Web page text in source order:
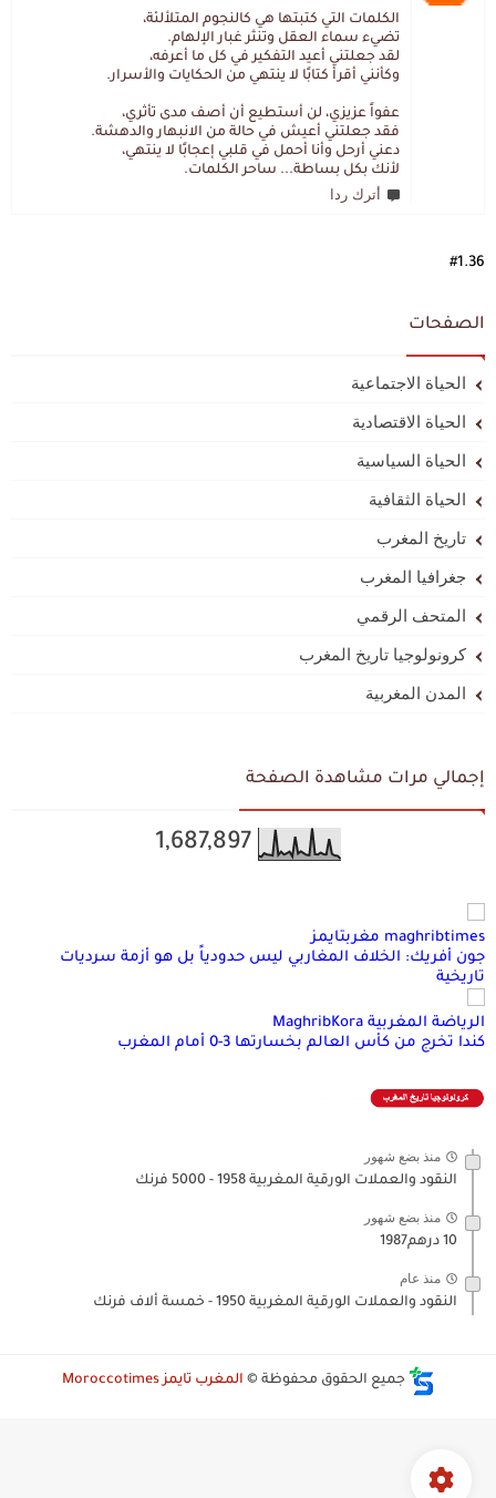
الكلمات التي كتبتها هي كالنجوم المتلألئة،
تضيء سماء العقل وتنثر غبار الإلهام.
لقد جعلتني أعيد التفكير في كل ما أعرفه،
وكأنني أقرأ كتابًا لا ينتهي من الحكايات والأسرار.
عفواً عزيزي، لن أستطيع أن أصف مدى تأثري،
فقد جعلتني أعيش في حالة من الانبهار والدهشة.
دعني أرحل وأنا أحمل في قلبي إعجابًا لا ينتهي،
لأنك بكل بساطة... ساحر الكلمات.
أترك ردا
#1.36
الصفحات
الحياة الاجتماعية
الحياة الاقتصادية
الحياة السياسية
الحياة الثقافية
تاريخ المغرب
جغرافيا المغرب
المتحف الرقمي
كرونولوجيا تاريخ المغرب
المدن المغربية
إجمالي مرات مشاهدة الصفحة
1,687,897
maghribtimes مغربتايمز
جون أفريك: الخلاف المغاربي ليس حدودياً بل هو أزمة سرديات
تاريخية
الرياضة المغربية MaghribKora
كندا تخرج من كأس العالم بخسارتها 3-0 أمام المغرب
منذ بضع شهور
النقود والعملات الورقية المغربية 1958 - 5000 فرنك
منذ بضع شهور
10 درهم1987
منذ عام
النقود والعملات الورقية المغربية 1950 - خمسة ألاف فرنك
جميع الحقوق محفوظة © المغرب تايمز Moroccotimes